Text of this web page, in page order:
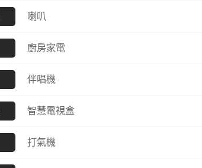
感光滾筒
HP 惠普
HP顯示器
行車紀錄器
工業用Flash
ADATA 威剛
能達對講機
對講機
喇叭
廚房家電
伴唱機
智慧電視盒
打氣機